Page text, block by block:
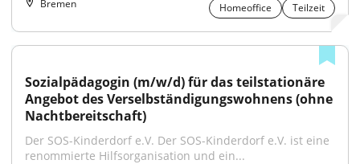
Bremen Homeoffice Teilzeit
Sozialpädagogin (m/w/d) für das teilstationäre
Angebot des Verselbständigungswohnens (ohne
Nachtbereitschaft)
Der SOS-Kinderdorf e.V. Der SOS-Kinderdorf e.V. ist eine
renommierte Hilfsorganisation und ein...